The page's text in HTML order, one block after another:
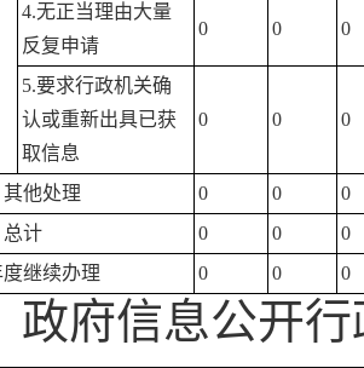
4.无正当理由大量
反复申请
0 0 0
5.要求行政机关确
认或重新出具已获
取信息
0 0 0
其他处理 0 0
0
总计
0 0
0
继续办理
0 0 0
政府信息公开